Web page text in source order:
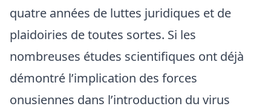
quatre années de luttes juridiques et de
plaidoiries de toutes sortes. Si les
nombreuses études scientifiques ont déjà
démontré l’implication des forces
onusiennes dans l’introduction du virus